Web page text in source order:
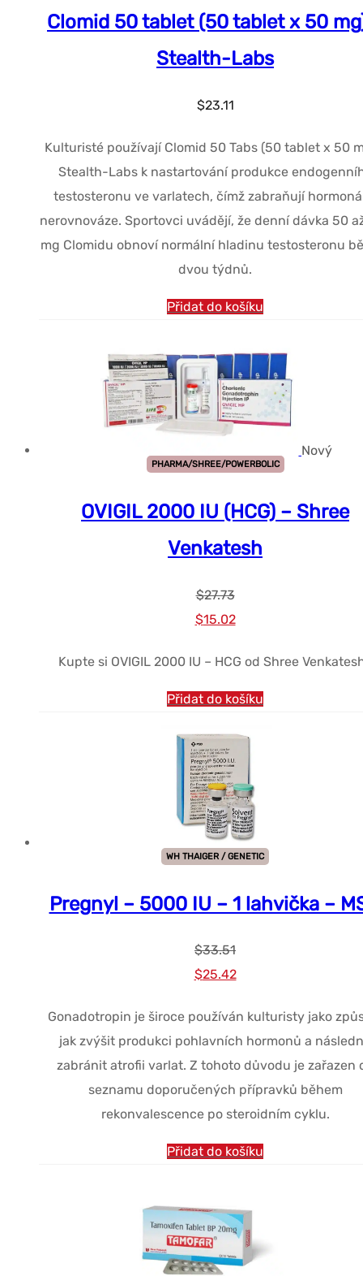
Clomid 50 tablet (50 tablet x 50
Stealth-Labs
$23.11
Kulturisté používají Clomid 50 Tabs (50 tablet x 50
Stealth-Labs k nastartování produkce
testosteronu ve varlatech, čímž zabraňují
nerovnováze. Sportovci uvádějí, že denní dávka 50
mg Clomidu obnoví normální hladinu testosteronu
dvou týdnů.
Přidat do košíku
Nový
PHARMA/SHREE/POWERBOLIC
OVIGIL 2000 IU (HCG) – Shree
Venkatesh
$27.73
Původní
byla:
$27.73.
$15.02Současná
je:
$15.02.
Kupte si OVIGIL 2000 IU – HCG od Shree
Přidat do košíku
WH THAIGER / GENETIC
Pregnyl – 5000 IU – 1 lahvička –
$33.51
Původní
byla:
$33.51.
$25.42Současná
je:
$25.42.
Gonadotropin je široce používán kulturisty jako
jak zvýšit produkci pohlavních hormonů a
zabránit atrofii varlat. Z tohoto důvodu je zařazen
seznamu doporučených přípravků během
rekonvalescence po steroidním cyklu.
Přidat do košíku